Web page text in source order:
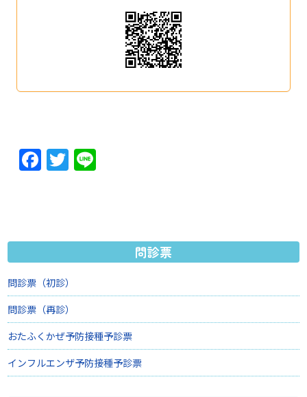
Facebook
Twitter
Line
問診票
問診票（初診）
問診票（再診）
おたふくかぜ予防接種予診票
インフルエンザ予防接種予診票